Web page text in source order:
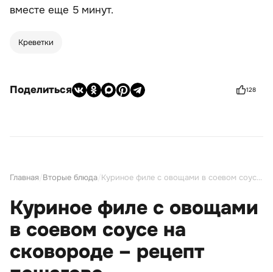
вместе еще 5 минут.
Креветки
Поделиться 128
Главная Вторые блюда Куриное филе с овощами в соевом соусе на сковороде – рецепт пошагово
Куриное филе с овощами
в соевом соусе на
сковороде – рецепт